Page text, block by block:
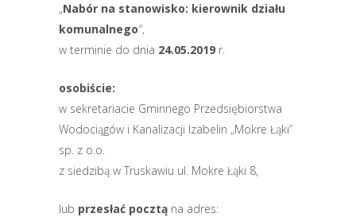
„Nabór na stanowisko: kierownik działu
komunalnego″,
w terminie do dnia 24.05.2019 r.
osobiście:
w sekretariacie Gminnego Przedsiębiorstwa
Wodociągów i Kanalizacji Izabelin „Mokre Łąki”
sp. z o.o.
z siedzibą w Truskawiu ul. Mokre Łąki 8,
lub przesłać pocztą na adres: